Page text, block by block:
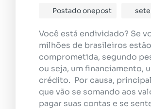
Postadoonepost
Você está endividado? Se
milhões de brasileiros
comprometida, segundo
ou seja, um financiamento,
crédito. Por causa,
que vão se somando aos
pagar suas contas e se